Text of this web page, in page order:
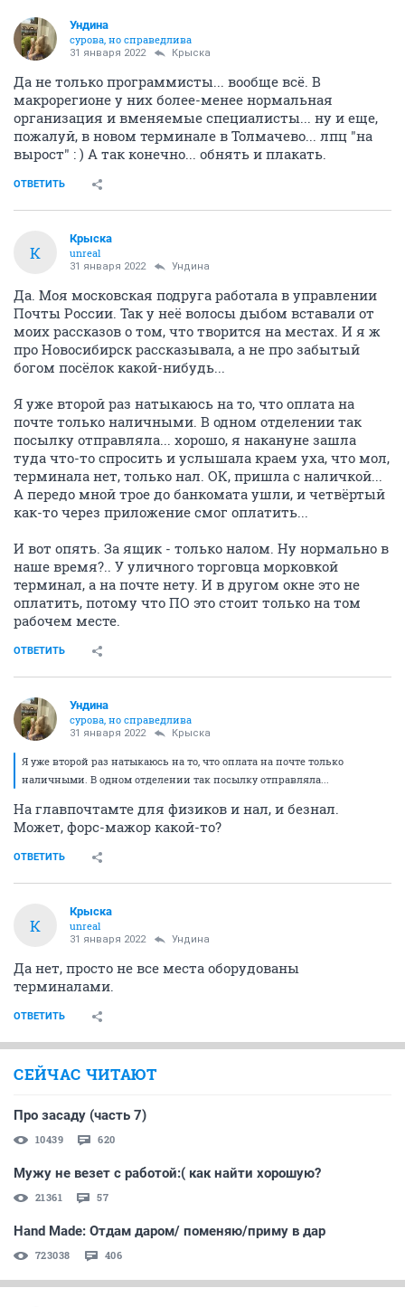
Ундинa
сурова, но справедлива
31 января 2022 Крыска
Да не только программисты... вообще всё. В
макрорегионе у них более-менее нормальная
организация и вменяемые специалисты... ну и еще,
пожалуй, в новом терминале в Толмачево... лпц "на
вырост" : ) А так конечно... обнять и плакать.
ОТВЕТИТЬ
К
Крыска
unreal
31 января 2022 Ундинa
Да. Моя московская подруга работала в управлении
Почты России. Так у неё волосы дыбом вставали от
моих рассказов о том, что творится на местах. И я ж
про Новосибирск рассказывала, а не про забытый
богом посёлок какой-нибудь...
Я уже второй раз натыкаюсь на то, что оплата на
почте только наличными. В одном отделении так
посылку отправляла... хорошо, я накануне зашла
туда что-то спросить и услышала краем уха, что мол,
терминала нет, только нал. ОК, пришла с наличкой...
А передо мной трое до банкомата ушли, и четвёртый
как-то через приложение смог оплатить...
И вот опять. За ящик - только налом. Ну нормально в
наше время?.. У уличного торговца морковкой
терминал, а на почте нету. И в другом окне это не
оплатить, потому что ПО это стоит только на том
рабочем месте.
ОТВЕТИТЬ
Ундинa
сурова, но справедлива
31 января 2022 Крыска
Я уже второй раз натыкаюсь на то, что оплата на почте только
наличными. В одном отделении так посылку отправляла...
На главпочтамте для физиков и нал, и безнал.
Может, форс-мажор какой-то?
ОТВЕТИТЬ
К
Крыска
unreal
31 января 2022 Ундинa
Да нет, просто не все места оборудованы
терминалами.
ОТВЕТИТЬ
СЕЙЧАС ЧИТАЮТ
Про засаду (часть 7)
10439 620
Мужу не везет с работой:( как найти хорошую?
21361 57
Hand Made: Отдам даром/ поменяю/приму в дар
723038 406